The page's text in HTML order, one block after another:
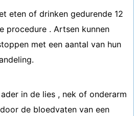
eten of drinken gedurende 12
procedure . Artsen kunnen
met een aantal van hun
in de lies , nek of onderarm
de bloedvaten van een